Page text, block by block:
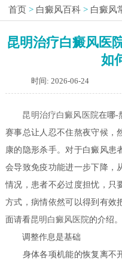
首页 > 白癜风百科 > 白癜风
昆明治疗白癜风医
如
时间: 2026-06-24
昆明治疗白癜风医院在哪-
赛事总让人忍不住熬夜守候，
康的隐形杀手。对于白癜风患
会导致免疫功能进一步下降，
情况，患者不必过度担忧，只
方式，病情依然可以得到有效
面请看昆明白癜风医院的介绍。
调整作息是基础
身体各项机能的恢复离不开